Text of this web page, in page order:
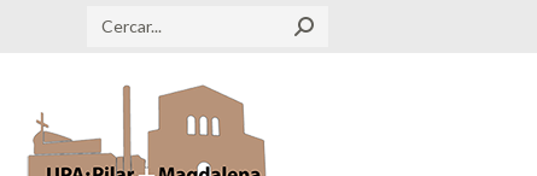
Search: